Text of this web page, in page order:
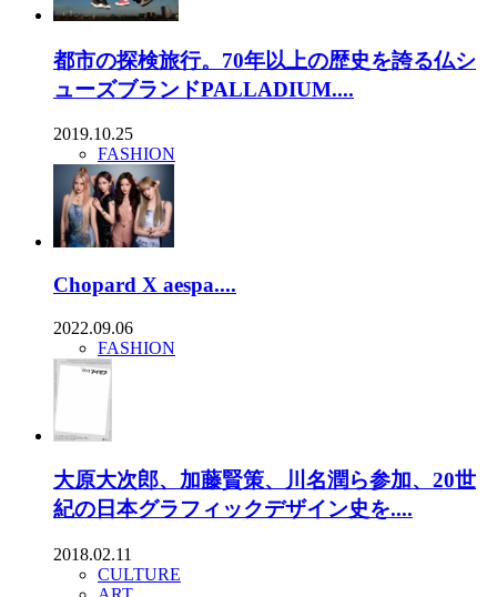
都市の探検旅行。70年以上の歴史を誇る仏シ
ューズブランドPALLADIUM....
2019.10.25
FASHION
Chopard X aespa....
2022.09.06
FASHION
大原大次郎、加藤賢策、川名潤ら参加、20世
紀の日本グラフィックデザイン史を....
2018.02.11
CULTURE